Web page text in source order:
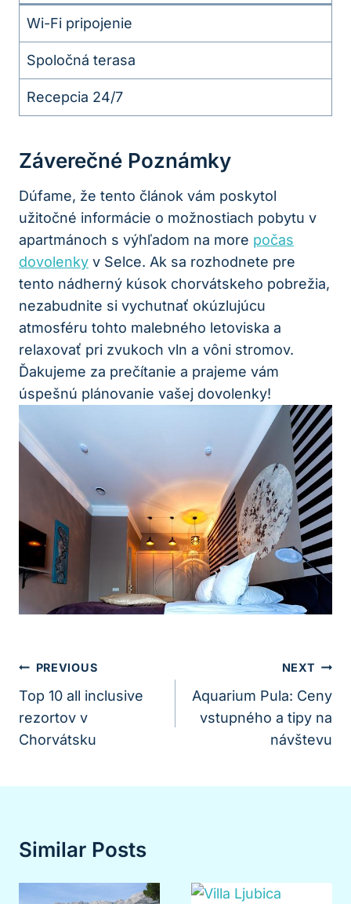
Wi-Fi pripojenie
Spoločná terasa
Recepcia 24/7
Záverečné Poznámky
Dúfame, že tento článok vám poskytol
užitočné informácie o možnostiach pobytu v
apartmánoch s výhľadom na more počas
dovolenky v Selce. Ak sa rozhodnete pre
tento nádherný kúsok chorvátskeho pobrežia,
nezabudnite si vychutnať okúzlujúcu
atmosféru tohto malebného letoviska a
relaxovať pri zvukoch vln a vôni stromov.
Ďakujeme za prečítanie a prajeme vám
úspešnú plánovanie vašej dovolenky!
Navigácia
V
Článku
PREVIOUS
Top 10 all inclusive
rezortov v
Chorvátsku
NEXT
Aquarium Pula: Ceny
vstupného a tipy na
návštevu
Similar Posts